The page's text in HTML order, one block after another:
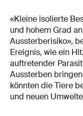
«Kleine isolierte
und hohem Grad
Aussterberisiko»,
Ereignis, wie ein
auftretender
Aussterben
könnten die Tiere
und neuen